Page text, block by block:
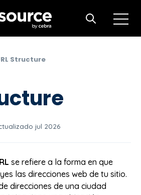
Open
Open search
Structure
jul 2026
se refiere a la forma en que
las direcciones web de tu sitio.
direcciones de una ciudad